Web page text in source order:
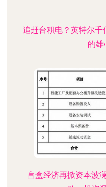
追赶台积电？英特尔
的
盲盒经济再掀资本波